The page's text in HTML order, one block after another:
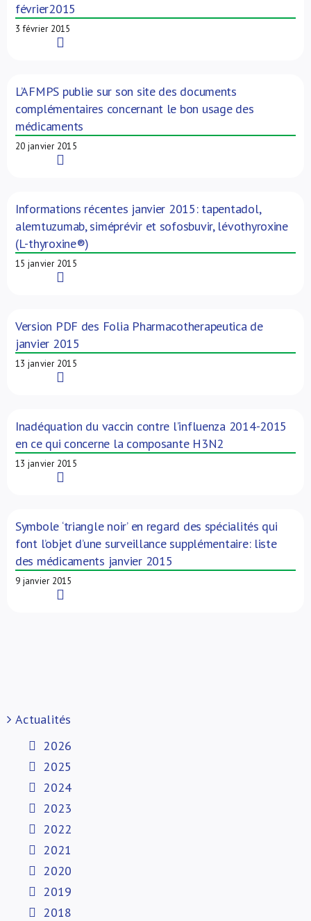
février2015
3 février 2015
L’AFMPS publie sur son site des documents
complémentaires concernant le bon usage des
médicaments
20 janvier 2015
Informations récentes janvier 2015: tapentadol,
alemtuzumab, siméprévir et sofosbuvir, lévothyroxine
(L-thyroxine®)
15 janvier 2015
Version PDF des Folia Pharmacotherapeutica de
janvier 2015
13 janvier 2015
Inadéquation du vaccin contre l’influenza 2014-2015
en ce qui concerne la composante H3N2
13 janvier 2015
Symbole ‘triangle noir’ en regard des spécialités qui
font l’objet d’une surveillance supplémentaire: liste
des médicaments janvier 2015
9 janvier 2015
Actualités
2026
2025
2024
2023
2022
2021
2020
2019
2018